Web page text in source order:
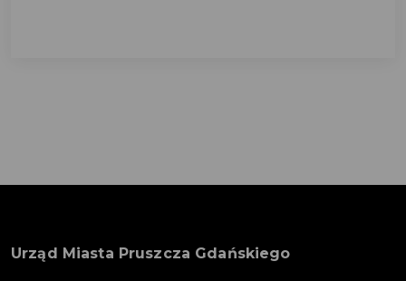
Urząd Miasta Pruszcza Gdańskiego